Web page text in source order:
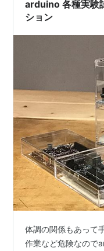
arduino 各種実験
ション
体調の関係もあって
作業など危険なので